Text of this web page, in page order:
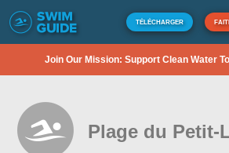
TÉLÉCHARGER
Join Our Mission: Support Clean Water
Plage du Petit-